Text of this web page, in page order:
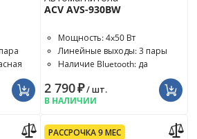
ACV AVS-930BW
Мощность: 4x50 Вт
Линейные выходы: 3 пары
Наличие Bluetooth: да
2 790₽/ шт.
В НАЛИЧИИ
РАССРОЧКА 9 МЕС